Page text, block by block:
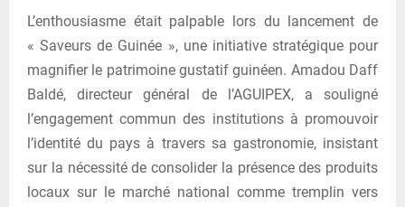
L’enthousiasme était palpable lors du lancement de
« Saveurs de Guinée », une initiative stratégique pour
magnifier le patrimoine gustatif guinéen. Amadou Daff
Baldé, directeur général de l’AGUIPEX, a souligné
l’engagement commun des institutions à promouvoir
l’identité du pays à travers sa gastronomie, insistant
sur la nécessité de consolider la présence des produits
locaux sur le marché national comme tremplin vers